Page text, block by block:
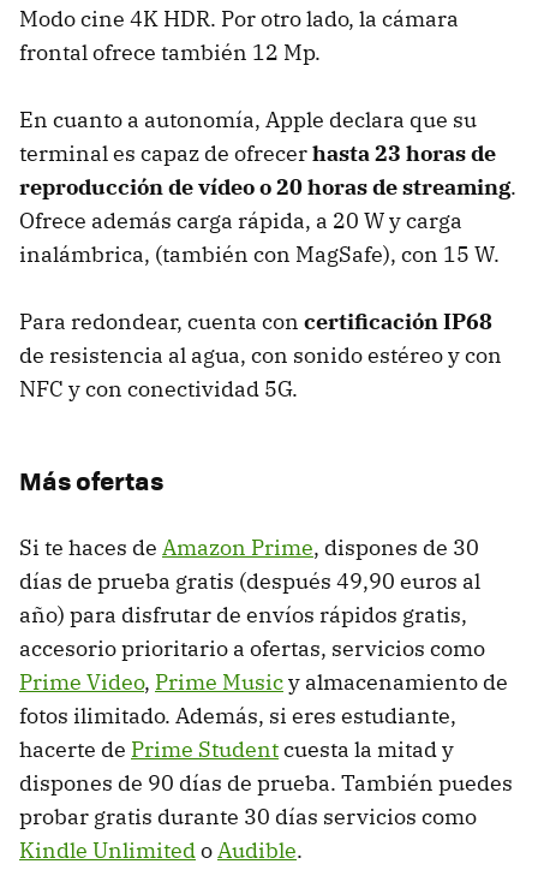
Modo cine 4K HDR. Por otro lado, la cámara
frontal ofrece también 12 Mp.
En cuanto a autonomía, Apple declara que su
terminal es capaz de ofrecerhasta 23 horas de
reproducción de vídeo o 20 horas de streaming.
Ofrece además carga rápida, a 20 W y carga
inalámbrica, (también con MagSafe), con 15 W.
Para redondear, cuenta con certificación IP68
de resistencia al agua, con sonido estéreo y con
NFC y con conectividad 5G.
Más ofertas
Si te haces de Amazon Prime, dispones de 30
días de prueba gratis (después 49,90 euros al
año) para disfrutar de envíos rápidos gratis,
accesorio prioritario a ofertas, servicios como
Prime Video, Prime Musicy almacenamiento de
fotos ilimitado. Además, si eres estudiante,
hacerte de Prime Studentcuesta la mitad y
dispones de 90 días de prueba. También puedes
probar gratis durante 30 días servicios como
Kindle UnlimitedoAudible.